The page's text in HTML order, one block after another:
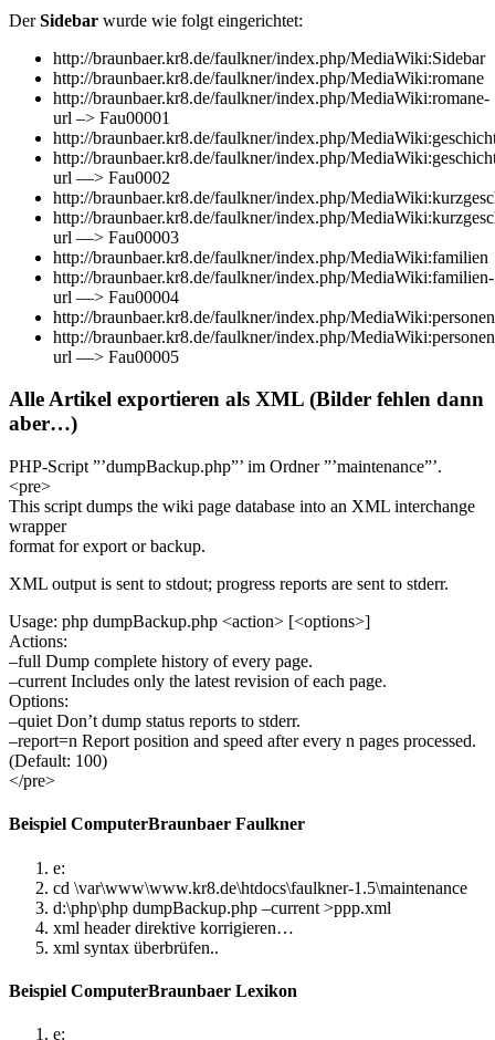
DerSidebar wurde wie folgt eingerichtet:
http://braunbaer.kr8.de/faulkner/index.php/MediaWiki:Sidebar
http://braunbaer.kr8.de/faulkner/index.php/MediaWiki:romane
http://braunbaer.kr8.de/faulkner/index.php/MediaWiki:romane-
url –> Fau00001
http://braunbaer.kr8.de/faulkner/index.php/
http://braunbaer.kr8.de/faulkner/index.php/
url —> Fau0002
http://braunbaer.kr8.de/faulkner/index.php/
http://braunbaer.kr8.de/faulkner/index.php/
url —> Fau00003
http://braunbaer.kr8.de/faulkner/index.php/MediaWiki:familien
http://braunbaer.kr8.de/faulkner/index.php/MediaWiki:familien-
url —> Fau00004
http://braunbaer.kr8.de/faulkner/index.php/MediaWiki:personen
http://braunbaer.kr8.de/faulkner/index.php/
url —> Fau00005
Alle Artikel exportieren als XML (Bilder fehlen dann
aber…)
PHP-Script ”’dumpBackup.php”’ im Ordner ”’maintenance”’.
<pre>
This script dumps the wiki page database into an XML interchange
wrapper
format for export or backup.
XML output is sent to stdout; progress reports are sent to stderr.
Usage: php dumpBackup.php <action> [<options>]
Actions:
–full Dump complete history of every page.
–current Includes only the latest revision of each page.
Options:
–quiet Don’t dump status reports to stderr.
–report=n Report position and speed after every n pages processed.
(Default: 100)
</pre>
Beispiel ComputerBraunbaer Faulkner
e:
cd \var\www\www.kr8.de\htdocs\faulkner-1.5\maintenance
d:\php\php dumpBackup.php –current >ppp.xml
xml header direktive korrigieren…
xml syntax überbrüfen..
Beispiel ComputerBraunbaer Lexikon
e: